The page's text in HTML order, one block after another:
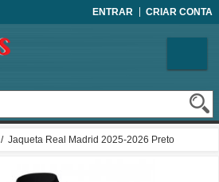
ENTRAR CRIAR CONTA
/ Jaqueta Real Madrid 2025-2026 Preto